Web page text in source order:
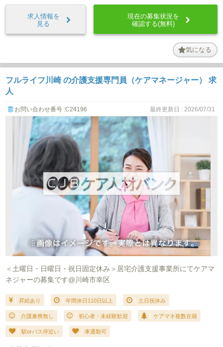
求人情報を
見る
現在の募集状況を
確認する(無料)
気になる
フルライフ川崎 の介護支援専門員（ケアマネージャー） 求
人
お問い合わせ番号 :C24196 最終更新日 : 2026/07/31
＜土曜日・日曜日・祝日固定休み＞居宅介護支援事業所にてケアマ
ネジャーの募集です@川崎市幸区
昇給あり 年間休日110日以上 土日祝休み
介護兼務無し 初心者・未経験歓迎 ケアマネ複数在籍
駅orバス停近い 車通勤可